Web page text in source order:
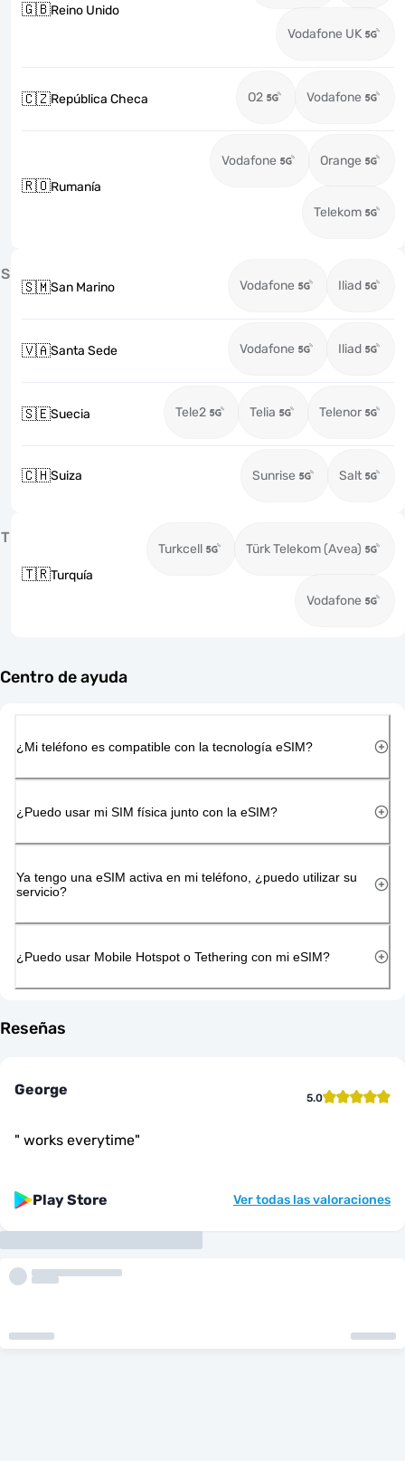
🇬🇧Reino Unido
Vodafone UK
🇨🇿República Checa O2 Vodafone
🇷🇴Rumanía
Vodafone Orange
Telekom
S
🇸🇲San Marino Vodafone Iliad
🇻🇦Santa Sede Vodafone Iliad
🇸🇪Suecia Tele2 Telia Telenor
🇨🇭Suiza Sunrise Salt
T
🇹🇷Turquía
Turkcell Türk Telekom (Avea)
Vodafone
Centro de ayuda
¿Mi teléfono es compatible con la tecnología eSIM?
¿Puedo usar mi SIM física junto con la eSIM?
Ya tengo una eSIM activa en mi teléfono, ¿puedo utilizar su
servicio?
¿Puedo usar Mobile Hotspot o Tethering con mi eSIM?
Reseñas
George 5.0
" works everytime"
Play Store Ver todas las valoraciones